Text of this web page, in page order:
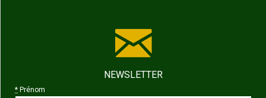
NEWSLETTER
* Prénom